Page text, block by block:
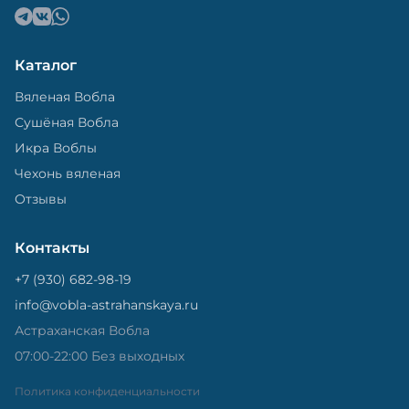
Каталог
Вяленая Вобла
Сушёная Вобла
Икра Воблы
Чехонь вяленая
Отзывы
Контакты
+7 (930) 682-98-19
info@vobla-astrahanskaya.ru
Астраханская Вобла
07:00-22:00 Без выходных
Политика конфиденциальности